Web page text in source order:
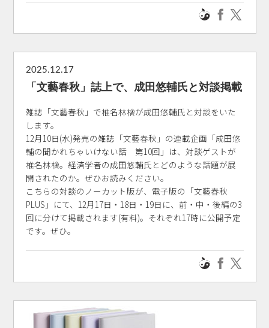
2025.12.17
「文藝春秋」誌上で、成田悠輔氏と対談掲載
雑誌「文藝春秋」で椎名林檎が成田悠輔氏と対談をいた
します。
12月10日(水)発売の雑誌「文藝春秋」の連載企画「成田悠
輔の聞かれちゃいけない話 第10回」は、対談ゲストが
椎名林檎。経済学者の成田悠輔氏とどのような話題が展
開されたのか。ぜひお読みください。
こちらの対談のノーカット版が、電子版の「文藝春秋
PLUS」にて、12月17日・18日・19日に、前・中・後編の3
回に分けて掲載されます(有料)。それぞれ17時に公開予定
です。ぜひ。